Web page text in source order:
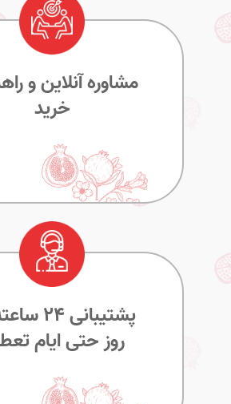
مشاوره آنلاین و
خرید
پشتیبانی
روز حتی ایام